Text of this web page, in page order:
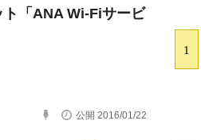
「ANA Wi-Fiサービ
公開 2016/01/22
1